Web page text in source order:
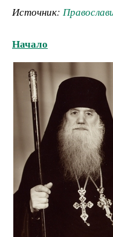
Источник:
Начало